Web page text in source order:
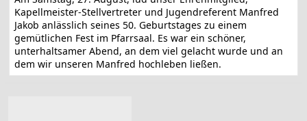
Kapellmeister-Stellvertreter und Jugendreferent Manfred
Jakob anlässlich seines 50. Geburtstages zu einem
gemütlichen Fest im Pfarrsaal. Es war ein schöner,
unterhaltsamer Abend, an dem viel gelacht wurde und an
dem wir unseren Manfred hochleben ließen.